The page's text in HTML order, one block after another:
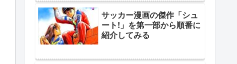
サッカー漫画の傑作「シュ
ート!」を第一部から順番に
紹介してみる